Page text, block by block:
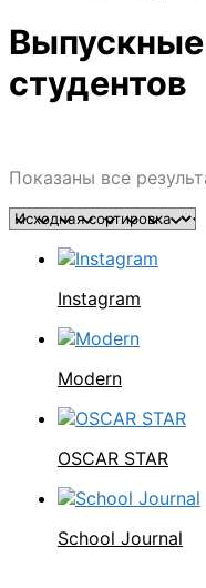
студентов
Показаны все
Instagram
Modern
OSCAR STAR
School Journal